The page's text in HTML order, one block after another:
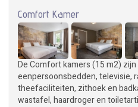
Comfort Kamer
De Comfort kamers (15 m2)
eenpersoonsbedden, televisie,
theefaciliteiten, zithoek en
wastafel, haardroger en